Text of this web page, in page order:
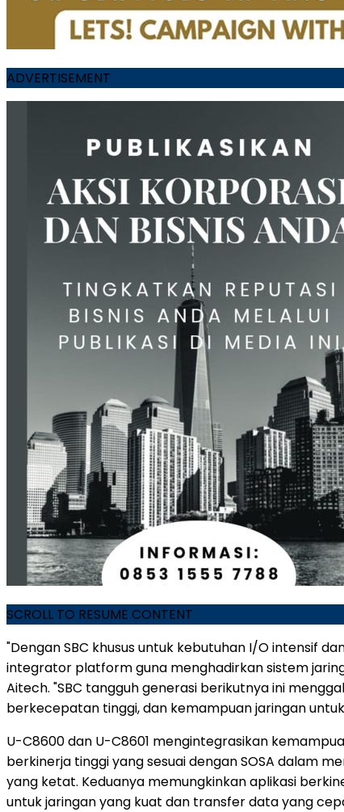
ADVERTISEMENT
SCROLL TO RESUME CONTENT
"Dengan SBC khusus untuk kebutuhan I/O intensif
integrator platform guna menghadirkan sistem
Aitech. "SBC tangguh generasi berikutnya ini
berkecepatan tinggi, dan kemampuan jaringan
U-C8600 dan U-C8601 mengintegrasikan
berkinerja tinggi yang sesuai dengan SOSA dalam
yang ketat. Keduanya memungkinkan aplikasi
untuk jaringan yang kuat dan transfer data yang